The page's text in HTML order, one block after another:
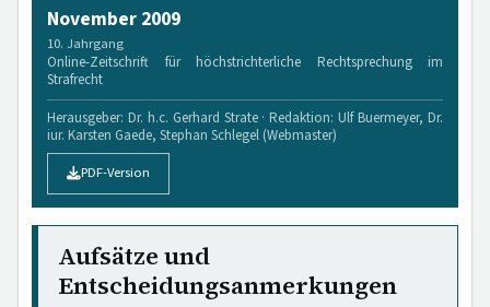
November 2009
10. Jahrgang
Online-Zeitschrift für höchstrichterliche Rechtsprechung im
Strafrecht
Herausgeber: Dr. h.c. Gerhard Strate · Redaktion: Ulf Buermeyer, Dr.
iur. Karsten Gaede, Stephan Schlegel (Webmaster)
PDF-Version
Aufsätze und
Entscheidungsanmerkungen